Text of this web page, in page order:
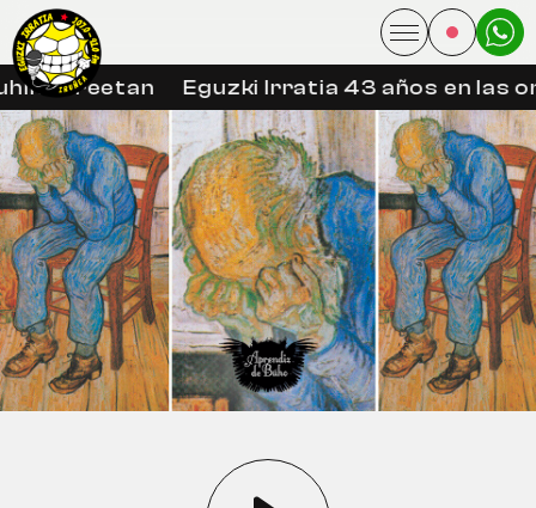
libreetan Eguzki Irratia 43 años en las